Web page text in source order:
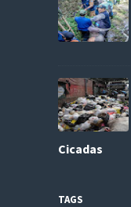
Cicadas
TAGS